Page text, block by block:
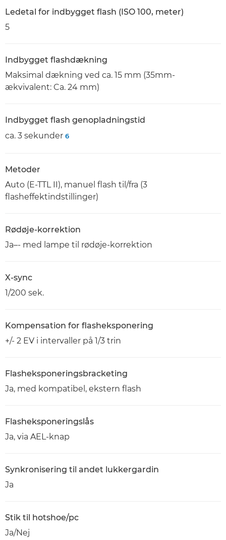
Ledetal for indbygget flash (ISO 100, meter)
5
Indbygget flashdækning
Maksimal dækning ved ca. 15 mm (35mm-
ækvivalent: Ca. 24 mm)
Indbygget flash genopladningstid
ca. 3 sekunder 6
Metoder
Auto (E-TTL II), manuel flash til/fra (3
flasheffektindstillinger)
Rødøje-korrektion
Ja–- med lampe til rødøje-korrektion
X-sync
1/200 sek.
Kompensation for flasheksponering
+/- 2 EV i intervaller på 1/3 trin
Flasheksponeringsbracketing
Ja, med kompatibel, ekstern flash
Flasheksponeringslås
Ja, via AEL-knap
Synkronisering til andet lukkergardin
Ja
Stik til hotshoe/pc
Ja/Nej